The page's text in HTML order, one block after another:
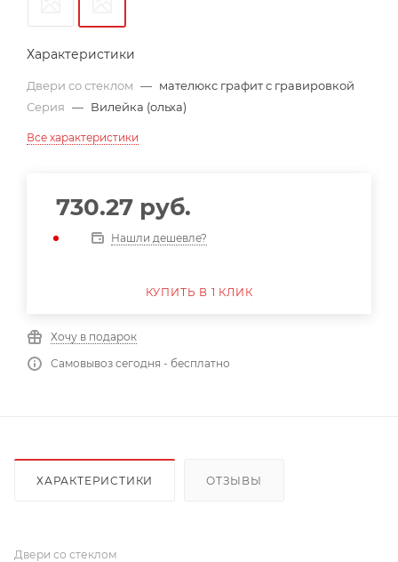
Характеристики
Двери со стеклом — мателюкс графит с гравировкой
Серия — Вилейка (ольха)
Все характеристики
730.27 руб.
Нашли дешевле?
КУПИТЬ В 1 КЛИК
Хочу в подарок
Самовывоз сегодня - бесплатно
ХАРАКТЕРИСТИКИ ОТЗЫВЫ
Двери со стеклом